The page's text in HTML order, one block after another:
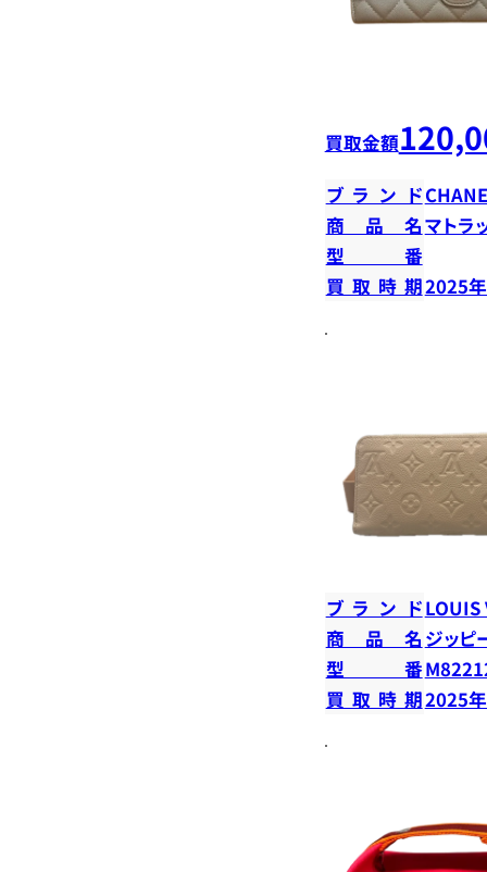
買取金額
ブランド
商品名マト
型番
買取時期2025
ブランドLOUIS
商品名 ジッピ
型番
買取時期2025